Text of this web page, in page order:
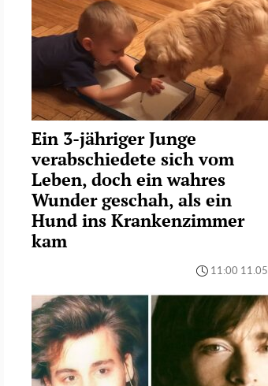
Ein 3-jähriger Junge
verabschiedete sich vom
Leben, doch ein wahres
Wunder geschah, als ein
Hund ins Krankenzimmer
kam
11:00 11.05